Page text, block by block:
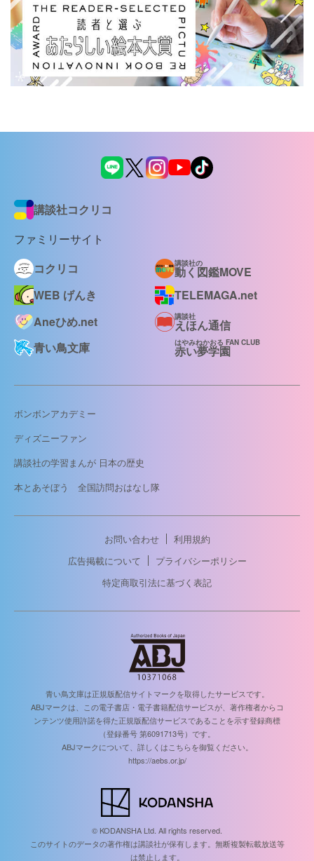
講談社コクリコ
ファミリーサイト
コクリコ
講談社の
動く図鑑MOVE
WEB げんき
TELEMAGA.net
Aneひめ.net
講談社
えほん通信
青い鳥文庫
はやみねかおる FAN CLUB
赤い夢学園
ボンボンアカデミー
ディズニーファン
講談社の学習まんが 日本の歴史
本とあそぼう 全国訪問おはなし隊
お問い合わせ
利用規約
広告掲載について
プライバシーポリシー
特定商取引法に基づく表記
青い鳥文庫は正規版配信サイトマークを取得したサービスです。
ABJマークは、この電子書店・電子書籍配信サービスが、著作権者からコ
ンテンツ使用許諾を得た正規版配信サービスであることを示す登録商標
（登録番号 第6091713号）です。
ABJマークについて、詳しくはこちらを御覧ください。
https://aebs.or.jp/
© KODANSHA Ltd. All rights reserved.
このサイトのデータの著作権は講談社が保有します。無断複製転載放送等
は禁止します。